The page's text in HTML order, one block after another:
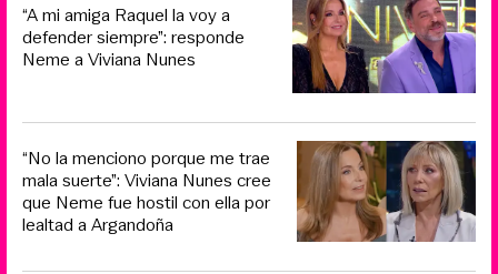
“A mi amiga Raquel la voy a
defender siempre”: responde
Neme a Viviana Nunes
“No la menciono porque me trae
mala suerte”: Viviana Nunes cree
que Neme fue hostil con ella por
lealtad a Argandoña